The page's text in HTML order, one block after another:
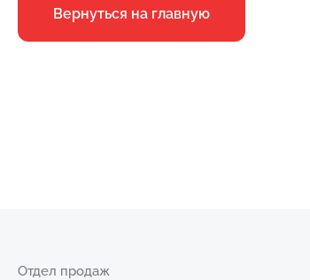
Вернуться на главную
Отдел продаж